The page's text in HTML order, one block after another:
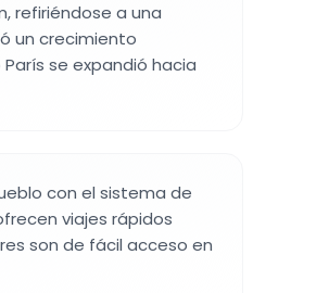
refiriéndose a una
un crecimiento
se expandió hacia
con el sistema de
viajes rápidos
son de fácil acceso en